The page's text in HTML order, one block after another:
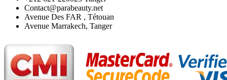
Contact@parabeauty.net
Avenue Des FAR , Tétouan
Avenue Marrakech, Tanger